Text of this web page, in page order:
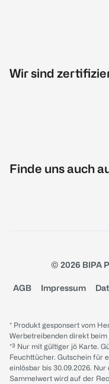
Wir sind
Finde uns auch
© 2026 BIPA
AGB Impressum
* Produkt gesponsert vom
Werbetreibenden direkt
*³ Nur mit gültiger jö Karte.
Feuchttücher. Gutschein für
einlösbar bis 30.09.2026.
Sammelwert wird auf der